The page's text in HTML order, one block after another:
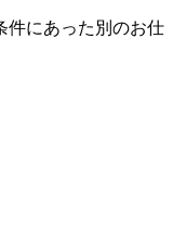
件にあった別のお仕